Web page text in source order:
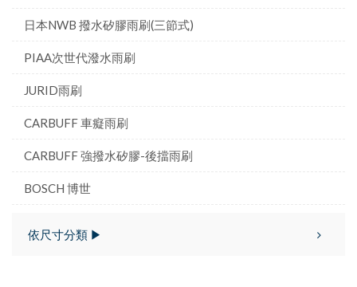
日本NWB 撥水矽膠雨刷(三節式)
PIAA次世代潑水雨刷
JURID雨刷
CARBUFF 車癡雨刷
CARBUFF 強撥水矽膠-後擋雨刷
BOSCH 博世
依尺寸分類 ▶